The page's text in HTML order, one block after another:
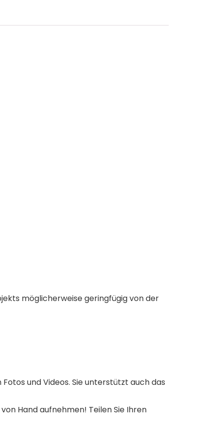
möglicherweise geringfügig von der
und Videos. Sie unterstützt auch das
Hand aufnehmen! Teilen Sie Ihren